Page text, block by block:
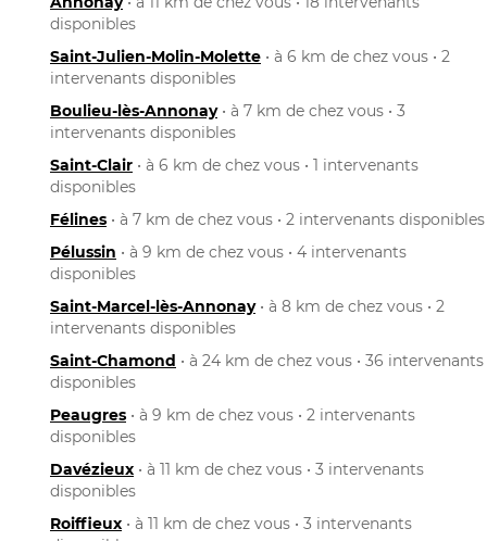
disponibles
Saint-Julien-Molin-Molette • à 6 km de chez vous • 2
intervenants disponibles
Boulieu-lès-Annonay• à 7 km de chez vous • 3
intervenants disponibles
Saint-Clair • à 6 km de chez vous • 1 intervenants
disponibles
Félines • à 7 km de chez vous • 2 intervenants disponibles
Pélussin • à 9 km de chez vous • 4 intervenants
disponibles
Saint-Marcel-lès-Annonay• à 8 km de chez vous • 2
intervenants disponibles
Saint-Chamond • à 24 km de chez vous • 36 intervenants
disponibles
Peaugres • à 9 km de chez vous • 2 intervenants
disponibles
Davézieux • à 11 km de chez vous • 3 intervenants
disponibles
Roiffieux • à 11 km de chez vous • 3 intervenants